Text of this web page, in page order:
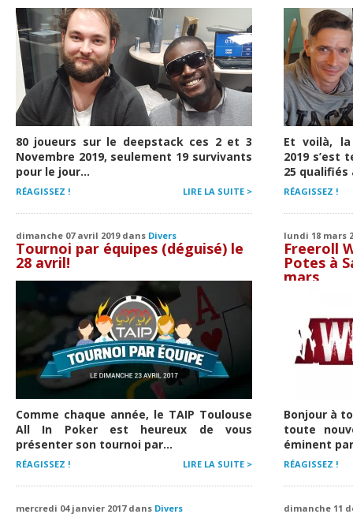
80 joueurs sur le deepstack ces 2 et 3
Novembre 2019, seulement 19 survivants
pour le jour...
RÉAGISSEZ ! LIRE LA SUITE >
Et voilà,
2019 s’est
25 qualifiés
RÉAGISSEZ !
dimanche 07 avril 2019 dans Divers
Tournoi par équipes (déguisé) le
28 avril!
Comme chaque année, le TAIP Toulouse
All In Poker est heureux de vous
présenter son tournoi par...
RÉAGISSEZ ! LIRE LA SUITE >
lundi 18 mars
Freeroll
Potes à
mars
Bonjour à
toute
éminent
RÉAGISSEZ !
mercredi 04 janvier 2017 dans Divers dimanche 11